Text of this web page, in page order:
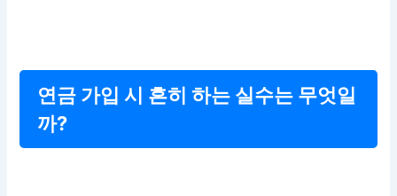
연금 가입 시 흔히 하는 실수는 무엇일
까?